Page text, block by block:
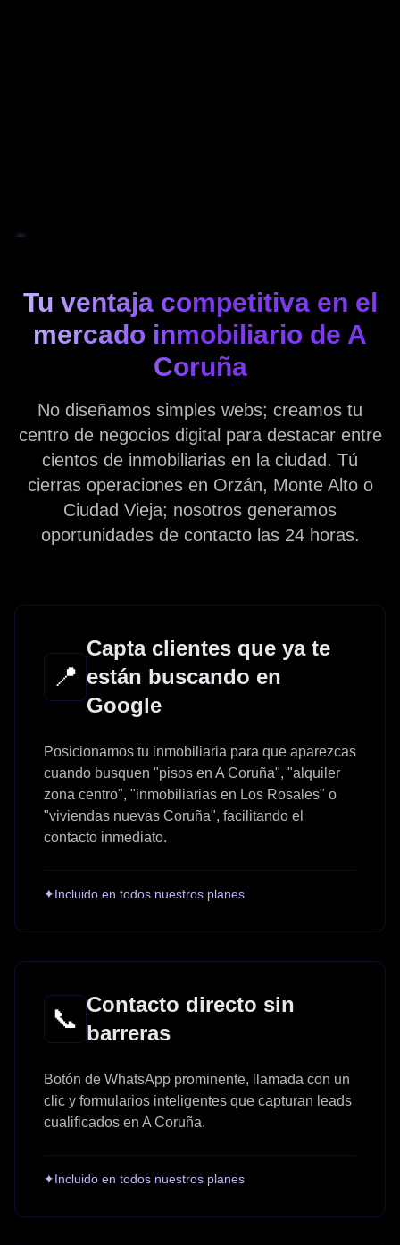
Tu ventaja competitiva en el
mercado inmobiliario de A
Coruña
No diseñamos simples webs; creamos tu
centro de negocios digital para destacar entre
cientos de inmobiliarias en la ciudad. Tú
cierras operaciones en Orzán, Monte Alto o
Ciudad Vieja; nosotros generamos
oportunidades de contacto las 24 horas.
📍
Capta clientes que ya te
están buscando en
Google
Posicionamos tu inmobiliaria para que aparezcas
cuando busquen "pisos en A Coruña", "alquiler
zona centro", "inmobiliarias en Los Rosales" o
"viviendas nuevas Coruña", facilitando el
contacto inmediato.
✦Incluido en todos nuestros planes
📞 Contacto directo sin
barreras
Botón de WhatsApp prominente, llamada con un
clic y formularios inteligentes que capturan leads
cualificados en A Coruña.
✦Incluido en todos nuestros planes